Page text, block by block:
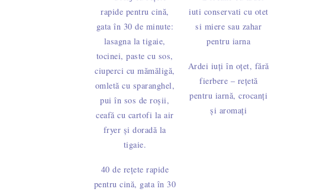
40 de rețete rapide
pentru cină, gata în 30
Ardei iuți în oțet, fără
fierbere – rețetă
pentru iarnă, crocanți
și aromați